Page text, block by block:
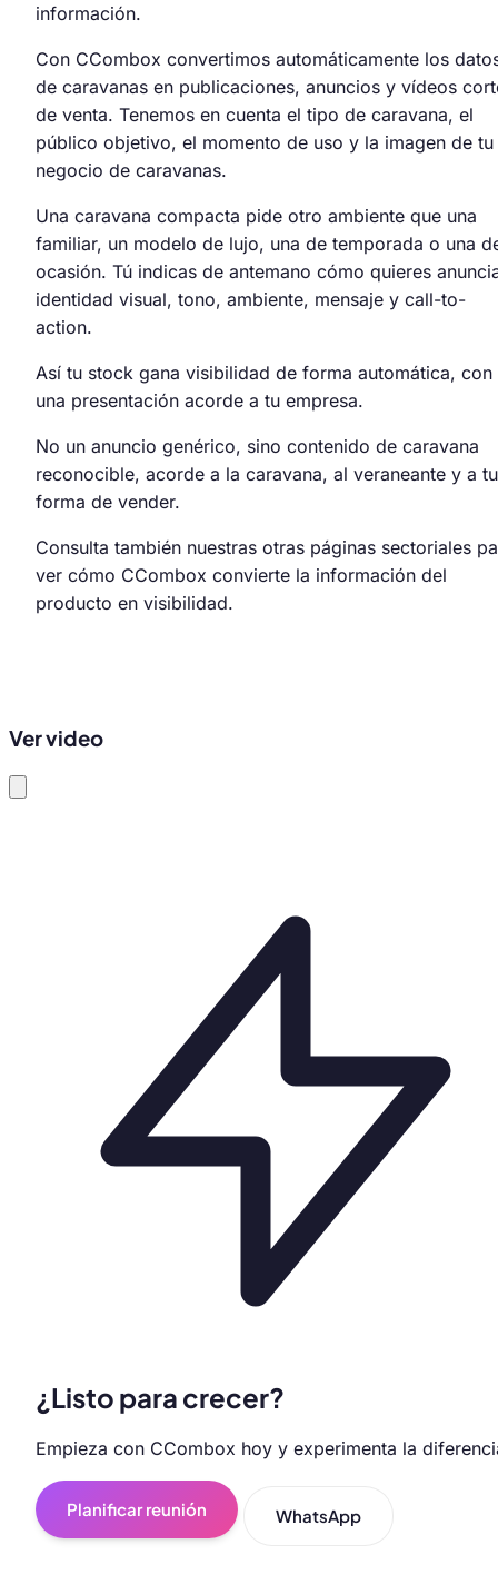
información.
Con CCombox convertimos automáticamente los
de caravanas en publicaciones, anuncios y vídeos
de venta. Tenemos en cuenta el tipo de caravana, el
público objetivo, el momento de uso y la imagen de tu
negocio de caravanas.
Una caravana compacta pide otro ambiente que una
familiar, un modelo de lujo, una de temporada o una
ocasión. Tú indicas de antemano cómo quieres
identidad visual, tono, ambiente, mensaje y call-to-
action.
Así tu stock gana visibilidad de forma automática, con
una presentación acorde a tu empresa.
No un anuncio genérico, sino contenido de caravana
reconocible, acorde a la caravana, al veraneante y a tu
forma de vender.
Consulta también nuestras otras páginas sectoriales
ver cómo CCombox convierte la información del
producto en visibilidad.
Ver video
¿Listo para crecer?
Empieza con CCombox hoy y experimenta la
Planificar reunión WhatsApp